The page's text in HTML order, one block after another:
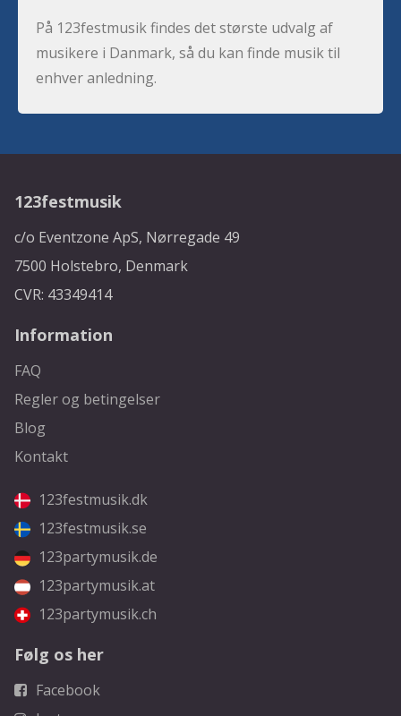
På 123festmusik findes det største udvalg af
musikere i Danmark, så du kan finde musik til
enhver anledning.
123festmusik
c/o Eventzone ApS, Nørregade 49
7500 Holstebro, Denmark
CVR: 43349414
Information
FAQ
Regler og betingelser
Blog
Kontakt
123festmusik.dk
123festmusik.se
123partymusik.de
123partymusik.at
123partymusik.ch
Følg os her
Facebook